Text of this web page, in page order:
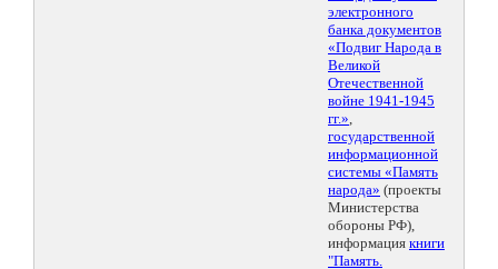
электронного
банка документов
«Подвиг Народа в
Великой
Отечественной
войне 1941-1945
гг.»,
государственной
информационной
системы «Память
народа» (проекты
Министерства
обороны РФ),
информация книги
"Память.